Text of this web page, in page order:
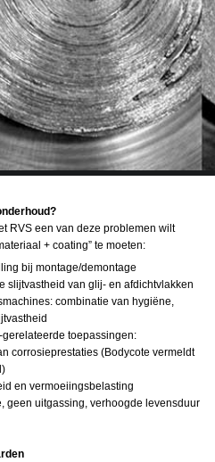
RVS een van deze problemen wilt
+ coating” te moeten:
bij montage/demontage
slijtvastheid van glij- en afdichtvlakken
combinatie van hygiëne,
toepassingen:
corrosieprestaties (Bodycote vermeldt
en vermoeiingsbelasting
geen uitgassing, verhoogde levensduur